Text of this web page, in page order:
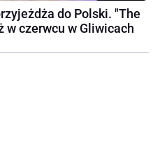
do Polski. "The
w czerwcu w Gliwicach